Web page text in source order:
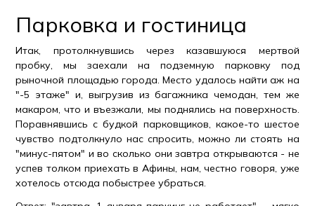
Парковка и гостиница
Итак, протолкнувшись через казавшуюся мертвой
пробку, мы заехали на подземную парковку под
рыночной площадью города. Место удалось найти аж на
"-5 этаже" и, выгрузив из багажника чемодан, тем же
макаром, что и въезжали, мы поднялись на поверхность.
Поравнявшись с будкой парковщиков, какое-то шестое
чувство подтолкнуло нас спросить, можно ли стоять на
"минус-пятом" и во сколько они завтра открываются - не
успев толком приехать в Афины, нам, честно говоря, уже
хотелось отсюда побыстрее убраться.